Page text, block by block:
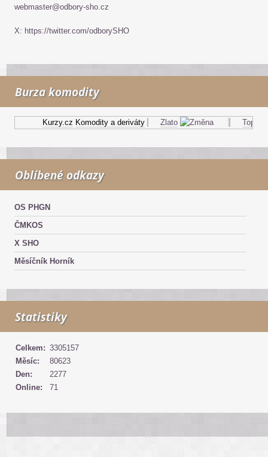
webmaster@odbory-sho.cz
X: https://twitter.com/odborySHO
Burza komodity
Kurzy.cz Komodity a deriváty Zlato Topný
Oblíbené odkazy
OS PHGN
ČMKOS
X SHO
Měsíčník Horník
Statistiky
Online: 71
Celkem: 3305157
Měsíc:
80623
Den:
2277